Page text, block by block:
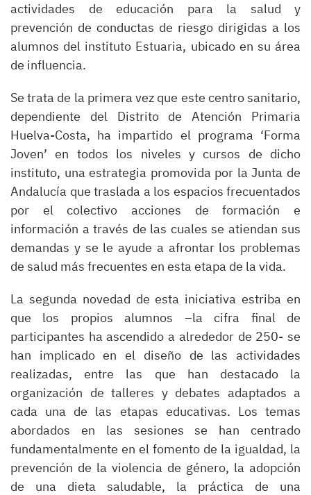
actividades de educación para la salud y
prevención de conductas de riesgo dirigidas a los
alumnos del instituto Estuaria, ubicado en su área
de influencia.
Se trata de la primera vez que este centro sanitario,
dependiente del Distrito de Atención Primaria
Huelva-Costa, ha impartido el programa ‘Forma
Joven’ en todos los niveles y cursos de dicho
instituto, una estrategia promovida por la Junta de
Andalucía que traslada a los espacios frecuentados
por el colectivo acciones de formación e
información a través de las cuales se atiendan sus
demandas y se le ayude a afrontar los problemas
de salud más frecuentes en esta etapa de la vida.
La segunda novedad de esta iniciativa estriba en
que los propios alumnos –la cifra final de
participantes ha ascendido a alrededor de 250- se
han implicado en el diseño de las actividades
realizadas, entre las que han destacado la
organización de talleres y debates adaptados a
cada una de las etapas educativas. Los temas
abordados en las sesiones se han centrado
fundamentalmente en el fomento de la igualdad, la
prevención de la violencia de género, la adopción
de una dieta saludable, la práctica de una